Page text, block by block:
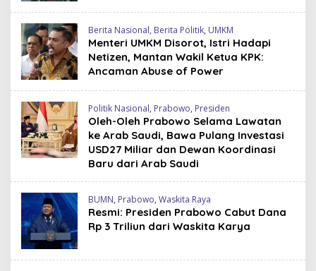
Berita Nasional, Berita Politik, UMKM
Menteri UMKM Disorot, Istri Hadapi
Netizen, Mantan Wakil Ketua KPK:
Ancaman Abuse of Power
Politik Nasional, Prabowo, Presiden
Oleh-Oleh Prabowo Selama Lawatan
ke Arab Saudi, Bawa Pulang Investasi
USD27 Miliar dan Dewan Koordinasi
Baru dari Arab Saudi
BUMN, Prabowo, Waskita Raya
Resmi: Presiden Prabowo Cabut Dana
Rp 3 Triliun dari Waskita Karya